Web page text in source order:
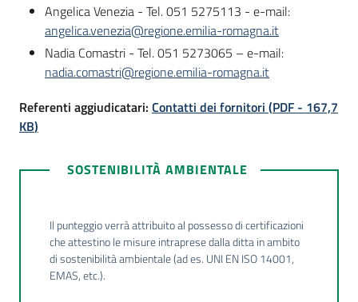
Angelica Venezia - Tel. 051 5275113 - e-mail:
angelica.venezia@regione.emilia-romagna.it
Nadia Comastri - Tel. 051 5273065 – e-mail:
nadia.comastri@regione.emilia-romagna.it
Referenti aggiudicatari: Contatti dei fornitori (PDF - 167,7
KB)
SOSTENIBILITÀ AMBIENTALE
Il punteggio verrà attribuito al possesso di certificazioni
che attestino le misure intraprese dalla ditta in ambito
di sostenibilità ambientale (ad es. UNI EN ISO 14001,
EMAS, etc.).